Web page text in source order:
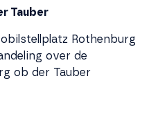
Tauber
Rothenburg
over de
ob der Tauber